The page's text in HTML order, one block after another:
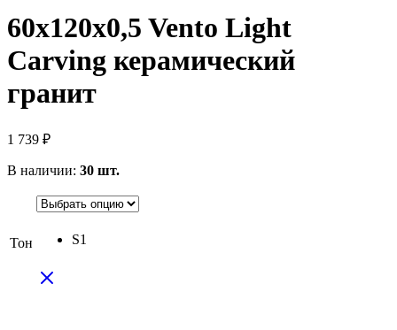
60x120x0,5 Vento Light
Carving керамический
гранит
1 739 ₽
В наличии: 30 шт.
Тон S1